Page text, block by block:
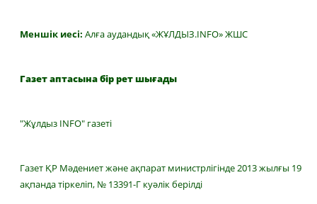
Меншік иесі: Алға аудандық «ЖҰЛДЫЗ.INFO» ЖШС
Газет аптасына бір рет шығады
"Жұлдыз INFO" газеті
Газет ҚР Мәдениет және ақпарат министрлігінде 2013 жылғы 19
ақпанда тіркеліп, № 13391-Г куәлік берілді